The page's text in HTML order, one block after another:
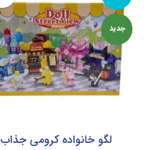
جدید
لگو خانواده کرومی جذاب